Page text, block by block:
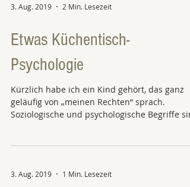
3. Aug. 2019 2 Min. Lesezeit
Etwas Küchentisch-
Psychologie
Kürzlich habe ich ein Kind gehört, das ganz
geläufig von „meinen Rechten“ sprach.
Soziologische und psychologische Begriffe
3. Aug. 2019 1 Min. Lesezeit